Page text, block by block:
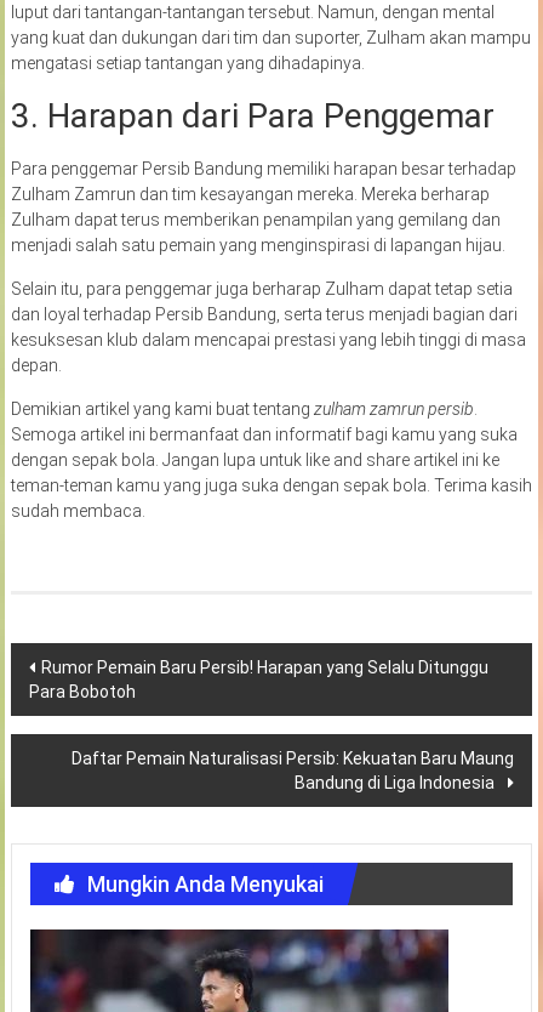
luput dari tantangan-tantangan tersebut. Namun, dengan mental
yang kuat dan dukungan dari tim dan suporter, Zulham akan mampu
mengatasi setiap tantangan yang dihadapinya.
3. Harapan dari Para Penggemar
Para penggemar Persib Bandung memiliki harapan besar terhadap
Zulham Zamrun dan tim kesayangan mereka. Mereka berharap
Zulham dapat terus memberikan penampilan yang gemilang dan
menjadi salah satu pemain yang menginspirasi di lapangan hijau.
Selain itu, para penggemar juga berharap Zulham dapat tetap setia
dan loyal terhadap Persib Bandung, serta terus menjadi bagian dari
kesuksesan klub dalam mencapai prestasi yang lebih tinggi di masa
depan.
Demikian artikel yang kami buat tentang zulham zamrun persib
Semoga artikel ini bermanfaat dan informatif bagi kamu yang suka
dengan sepak bola. Jangan lupa untuk like and share artikel ini ke
teman-teman kamu yang juga suka dengan sepak bola. Terima kasih
sudah membaca.
Navigasi
pos
Rumor Pemain Baru Persib! Harapan yang Selalu Ditunggu
Para Bobotoh
Daftar Pemain Naturalisasi Persib: Kekuatan Baru Maung
Bandung di Liga Indonesia
Mungkin Anda Menyukai